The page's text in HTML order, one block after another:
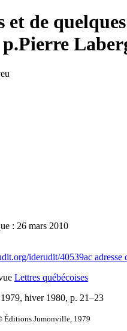
et de
Pierre
: 26 mars 2010
iderudit/40539ac adresse
Lettres québécoises
hiver 1980, p. 21–23
Éditions Jumonville, 1979